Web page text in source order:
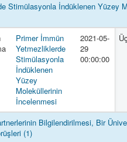
Stimülasyonla İndüklenen Yüzey
Primer İmmün
Yetmezliklerde
Stimülasyonla
İndüklenen
Yüzey
Moleküllerinin
İncelenmesi
2021-05-
29
00:00:00
Bilgilendirilmesi, Bir
(1)